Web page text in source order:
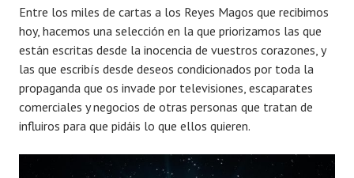
Entre los miles de cartas a los Reyes Magos que recibimos
hoy, hacemos una selección en la que priorizamos las que
están escritas desde la inocencia de vuestros corazones, y
las que escribís desde deseos condicionados por toda la
propaganda que os invade por televisiones, escaparates
comerciales y negocios de otras personas que tratan de
influiros para que pidáis lo que ellos quieren.